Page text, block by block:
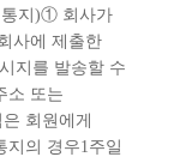
통지)① 회사가
사에 제출한
지를 발송할 수
소 또는
회원에게
의 경우1주일